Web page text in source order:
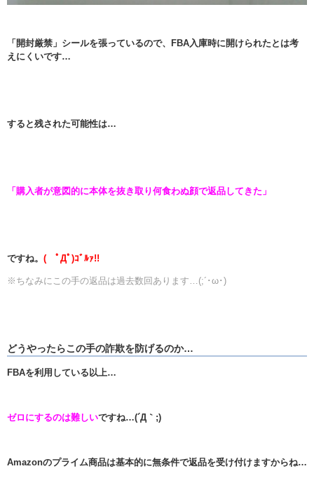
「開封厳禁」シールを張っているので、FBA入庫時に開けられたとは考
えにくいです…
すると残された可能性は…
「購入者が意図的に本体を抜き取り何食わぬ顔で返品してきた」
ですね。 ( ﾟДﾟ)ｺﾞﾙｧ!!
※ちなみにこの手の返品は過去数回あります…(;´･ω･)
どうやったらこの手の詐欺を防げるのか…
FBAを利用している以上…
ゼロにするのは難しいですね…(´Д｀;)
Amazonのプライム商品は基本的に無条件で返品を受け付けますからね…